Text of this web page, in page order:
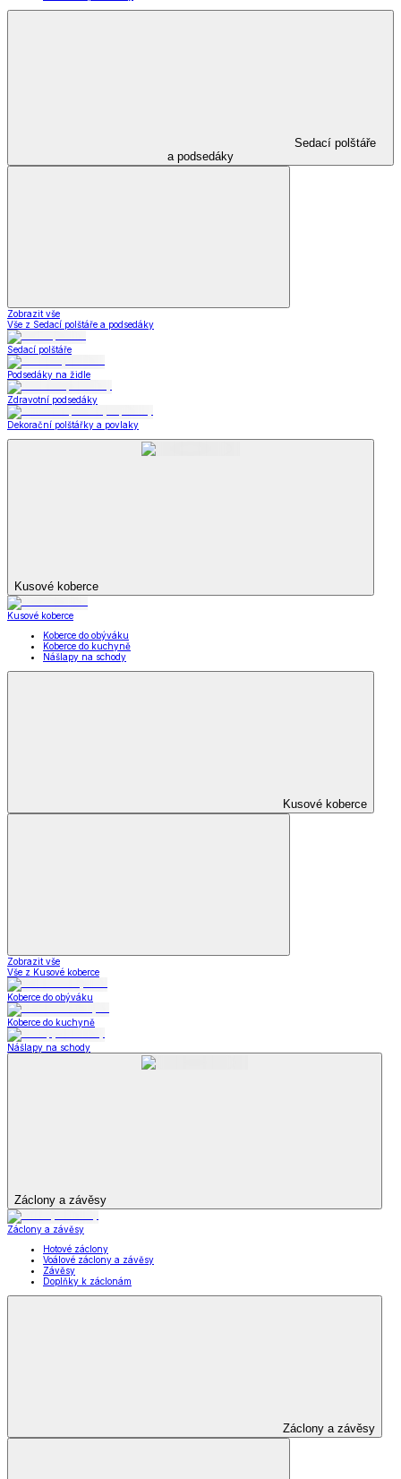
Sedací polštáře
a podsedáky
Zobrazit vše
Vše z Sedací polštáře a podsedáky
Sedací polštáře
Podsedáky na židle
Zdravotní podsedáky
Dekorační polštářky a povlaky
Kusové koberce
Kusové koberce
Koberce do obýváku
Koberce do kuchyně
Nášlapy na schody
Kusové koberce
Zobrazit vše
Vše z Kusové koberce
Koberce do obýváku
Koberce do kuchyně
Nášlapy na schody
Záclony a závěsy
Záclony a závěsy
Hotové záclony
Voálové záclony a závěsy
Závěsy
Doplňky k záclonám
Záclony a závěsy